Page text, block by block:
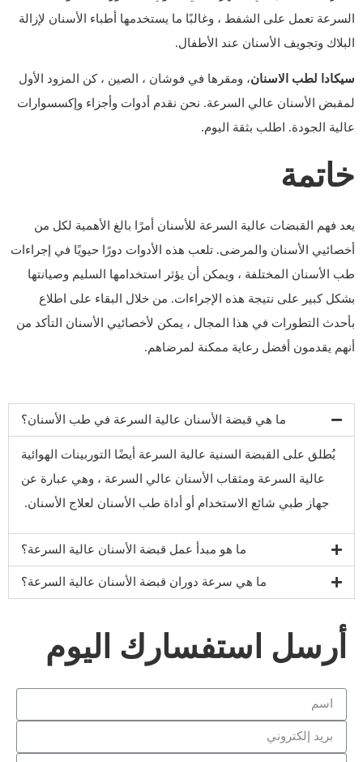
السرعة تعمل على الشفط ، وغالبًا ما يستخدمها أطباء الأسنان لإزالة
البلاك وتجويف الأسنان عند الأطفال.
سيكادا لطب الاسنان، ومقرها في فوشان ، الصين ، كن المزود الأول
لمقبض الأسنان عالي السرعة. نحن نقدم أدوات وأجزاء وإكسسوارات
عالية الجودة. اطلب بثقة اليوم.
خاتمة
يعد فهم القبضات عالية السرعة للأسنان أمرًا بالغ الأهمية لكل من
أخصائيي الأسنان والمرضى. تلعب هذه الأدوات دورًا حيويًا في إجراءات
طب الأسنان المختلفة ، ويمكن أن يؤثر استخدامها السليم وصيانتها
بشكل كبير على نتيجة هذه الإجراءات. من خلال البقاء على اطلاع
بأحدث التطورات في هذا المجال ، يمكن لأخصائيي الأسنان التأكد من
أنهم يقدمون أفضل رعاية ممكنة لمرضاهم.
ما هي قبضة الأسنان عالية السرعة في طب الأسنان؟
يُطلق على القبضة السنية عالية السرعة أيضًا التوربينات الهوائية
عالية السرعة ومثقاب الأسنان عالي السرعة ، وهي عبارة عن
جهاز طبي شائع الاستخدام أو أداة طب الأسنان لعلاج الأسنان.
ما هو مبدأ عمل قبضة الأسنان عالية السرعة؟
ما هي سرعة دوران قبضة الأسنان عالية السرعة؟
أرسل استفسارك اليوم